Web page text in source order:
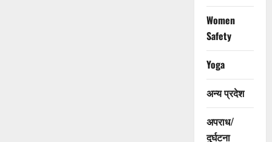
Women
Safety
Yoga
अन्य प्रदेश
अपराध/
दुर्घटना